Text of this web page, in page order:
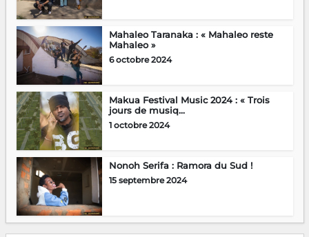
Mahaleo Taranaka : « Mahaleo reste
Mahaleo »
6 octobre 2024
Makua Festival Music 2024 : « Trois
jours de musiq...
1 octobre 2024
Nonoh Serifa : Ramora du Sud !
15 septembre 2024